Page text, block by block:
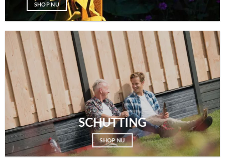
SHOP NU
SCHUTTING
SHOP NU